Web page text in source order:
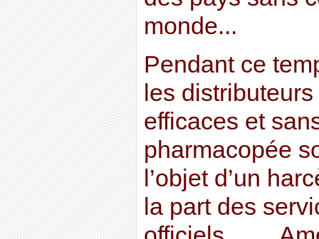
monde...
Pendant ce
les
efficaces et
pharmacopée
l’objet d’un
la part des